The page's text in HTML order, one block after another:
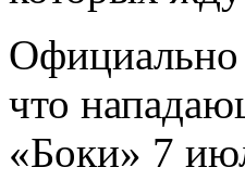
Официально
что
«Боки» 7